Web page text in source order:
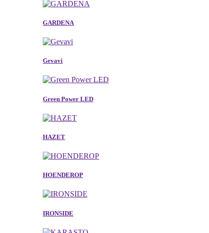
GARDENA
Gevavi
Green Power LED
HAZET
HOENDEROP
IRONSIDE